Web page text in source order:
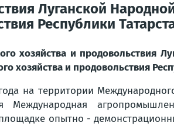
Луганской
Республики
хозяйства и продовольствия
хозяйства и продовольствия
на территории
Международная
опытно -